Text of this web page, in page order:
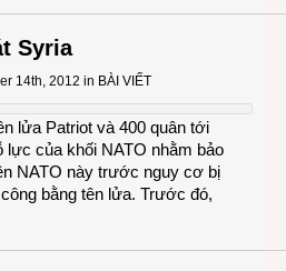
Syria
14th, 2012 in BÀI VIẾT
lửa Patriot và 400 quân tới
lực của khối NATO nhằm bảo
NATO này trước nguy cơ bị
bằng tên lửa. Trước đó,